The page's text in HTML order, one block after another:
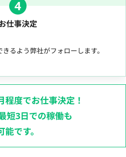
4
仕事決定
るよう弊社がフォローします。
程度でお仕事決定！
短3日での稼働も
能です。